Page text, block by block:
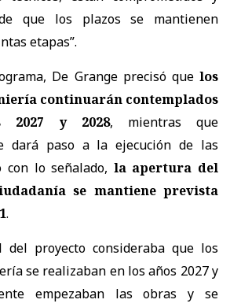
que los plazos se mantienen
etapas”.
De Grange precisó que los
continuarán contemplados
2027 y 2028, mientras que
dará paso a la ejecución de las
con lo señalado, la apertura del
se mantiene prevista
.
del proyecto consideraba que los
se realizaban en los años 2027 y
empezaban las obras y se